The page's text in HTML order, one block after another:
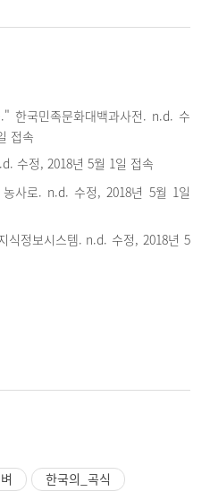
한국민족문화대백과사전. n.d. 수
접속
수정, 2018년 5월 1일 접속
사로. n.d. 수정, 2018년 5월 1일
식정보시스템. n.d. 수정, 2018년 5
벼 한국의_곡식